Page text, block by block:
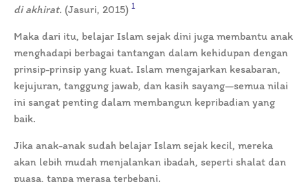
di akhirat. (Jasuri, 2015) 1
Maka dari itu, belajar Islam sejak dini juga membantu anak
menghadapi berbagai tantangan dalam kehidupan dengan
prinsip-prinsip yang kuat. Islam mengajarkan kesabaran,
kejujuran, tanggung jawab, dan kasih sayang—semua nilai
ini sangat penting dalam membangun kepribadian yang
baik.
Jika anak-anak sudah belajar Islam sejak kecil, mereka
akan lebih mudah menjalankan ibadah, seperti shalat dan
puasa, tanpa merasa terbebani.